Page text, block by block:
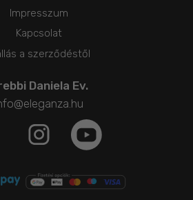
Impresszum
Kapcsolat
a szerződéstől
Daniela Ev.